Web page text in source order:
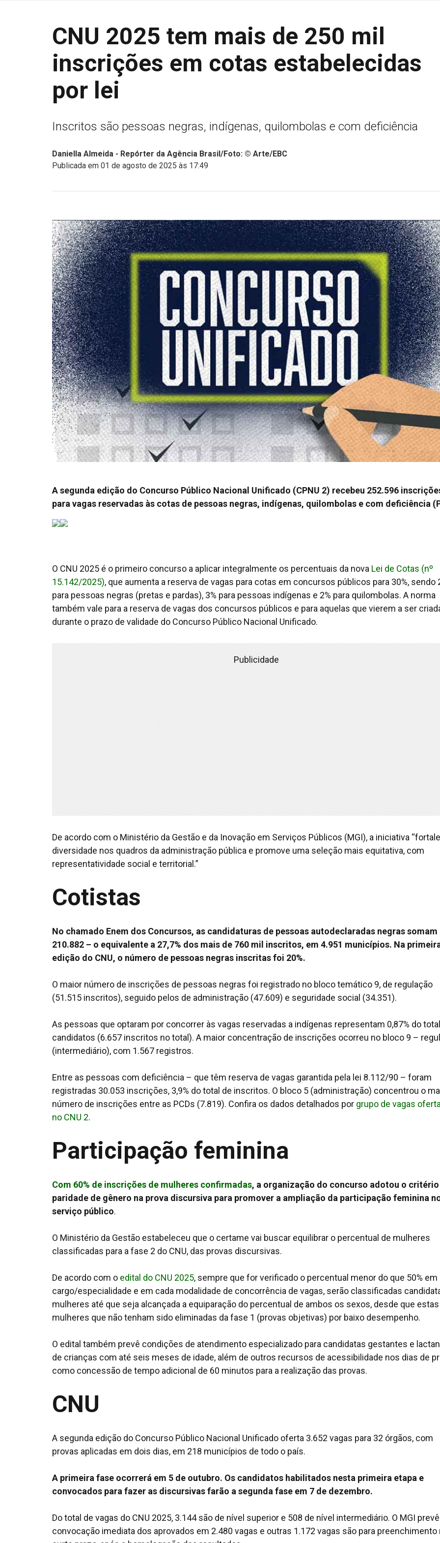
CNU 2025 tem mais de 250 mil
inscrições em cotas estabelecidas
por lei
Inscritos são pessoas negras, indígenas, quilombolas e com deficiência
Daniella Almeida - Repórter da Agência Brasil/Foto: © Arte/EBC
Publicada em 01 de agosto de 2025 às 17:49
A segunda edição do Concurso Público Nacional Unificado (CPNU 2) recebeu 252.596
para vagas reservadas às cotas de pessoas negras, indígenas, quilombolas e com deficiência
O CNU 2025 é o primeiro concurso a aplicar integralmente os percentuais da nova Lei de Cotas (nº
15.142/2025), que aumenta a reserva de vagas para cotas em concursos públicos para 30%, sendo
para pessoas negras (pretas e pardas), 3% para pessoas indígenas e 2% para quilombolas. A norma
também vale para a reserva de vagas dos concursos públicos e para aquelas que vierem a ser
durante o prazo de validade do Concurso Público Nacional Unificado.
Publicidade
De acordo com o Ministério da Gestão e da Inovação em Serviços Públicos (MGI), a iniciativa
diversidade nos quadros da administração pública e promove uma seleção mais equitativa, com
representatividade social e territorial.”
Cotistas
No chamado Enem dos Concursos, as candidaturas de pessoas autodeclaradas negras somam
210.882 – o equivalente a 27,7% dos mais de 760 mil inscritos, em 4.951 municípios. Na
edição do CNU, o número de pessoas negras inscritas foi 20%.
O maior número de inscrições de pessoas negras foi registrado no bloco temático 9, de regulação
(51.515 inscritos), seguido pelos de administração (47.609) e seguridade social (34.351).
As pessoas que optaram por concorrer às vagas reservadas a indígenas representam 0,87% do
candidatos (6.657 inscritos no total). A maior concentração de inscrições ocorreu no bloco 9 –
(intermediário), com 1.567 registros.
Entre as pessoas com deficiência – que têm reserva de vagas garantida pela lei 8.112/90 – foram
registradas 30.053 inscrições, 3,9% do total de inscritos. O bloco 5 (administração) concentrou o
número de inscrições entre as PCDs (7.819). Confira os dados detalhados por grupo de vagas
no CNU 2.
Participação feminina
Com 60% de inscrições de mulheres confirmadas, a organização do concurso adotou o
paridade de gênero na prova discursiva para promover a ampliação da participação feminina
serviço público.
O Ministério da Gestão estabeleceu que o certame vai buscar equilibrar o percentual de mulheres
classificadas para a fase 2 do CNU, das provas discursivas.
De acordo com o edital do CNU 2025, sempre que for verificado o percentual menor do que 50% em
cargo/especialidade e em cada modalidade de concorrência de vagas, serão classificadas
mulheres até que seja alcançada a equiparação do percentual de ambos os sexos, desde que estas
mulheres que não tenham sido eliminadas da fase 1 (provas objetivas) por baixo desempenho.
O edital também prevê condições de atendimento especializado para candidatas gestantes e
de crianças com até seis meses de idade, além de outros recursos de acessibilidade nos dias de
como concessão de tempo adicional de 60 minutos para a realização das provas.
CNU
A segunda edição do Concurso Público Nacional Unificado oferta 3.652 vagas para 32 órgãos, com
provas aplicadas em dois dias, em 218 municípios de todo o país.
A primeira fase ocorrerá em 5 de outubro. Os candidatos habilitados nesta primeira etapa e
convocados para fazer as discursivas farão a segunda fase em 7 de dezembro.
Do total de vagas do CNU 2025, 3.144 são de nível superior e 508 de nível intermediário. O MGI
convocação imediata dos aprovados em 2.480 vagas e outras 1.172 vagas são para preenchimento